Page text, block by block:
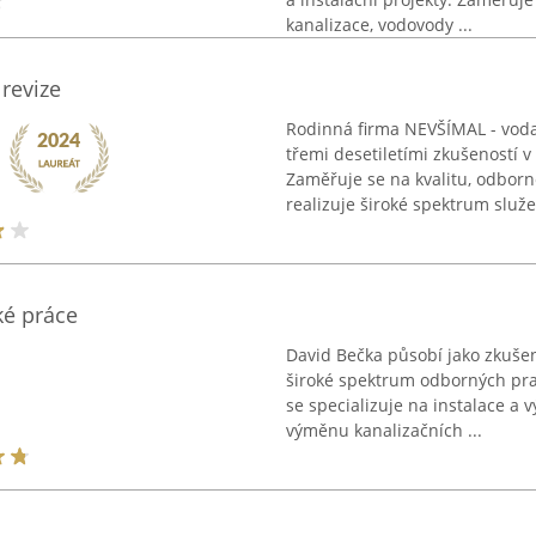
kanalizace, vodovody ...
Rodinná firma NEVŠÍMAL -
třemi desetiletími zkušeností
Zaměřuje se na kvalitu,
realizuje široké spektrum
práce
David Bečka působí jako
široké spektrum odborných
se specializuje na instalace a
výměnu kanalizačních ...